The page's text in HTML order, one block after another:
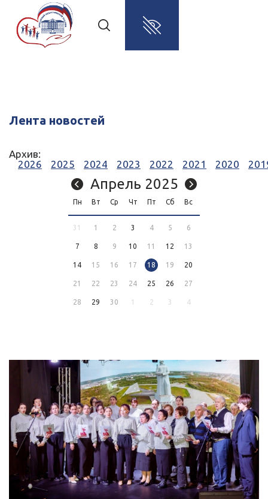
Лента новостей
Архив:
2026
2025 2024 2023 2022 2021 2020
Апрель 2025
Пн Вт Ср Чт Пт Сб Вс
31 1 2 3 4 5 6
7 8 9 10 11 12 13
14 15 16 17 18 19 20
21 22 23 24 25 26 27
28 29 30 1 2 3 4